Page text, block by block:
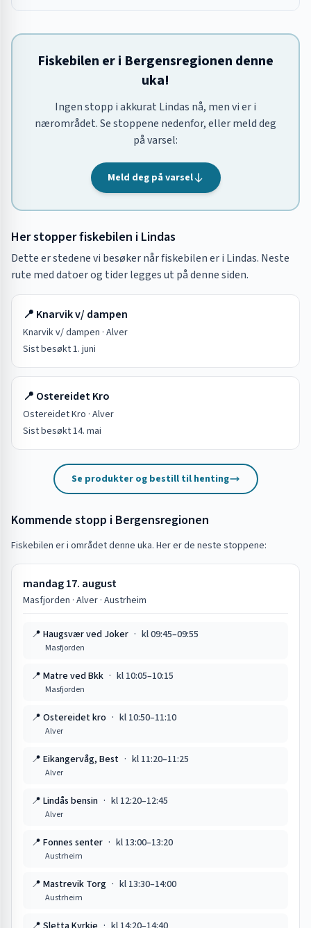
Fiskebilen er i Bergensregionen denne
uka!
Ingen stopp i akkurat Lindas nå, men vi er i
nærområdet. Se stoppene nedenfor, eller meld deg
på varsel:
Meld deg på varsel
Her stopper fiskebilen i Lindas
Dette er stedene vi besøker når fiskebilen er i Lindas. Neste
rute med datoer og tider legges ut på denne siden.
📍 Knarvik v/ dampen
Knarvik v/ dampen · Alver
Sist besøkt1. juni
📍 Ostereidet Kro
Ostereidet Kro · Alver
Sist besøkt14. mai
Se produkter og bestill til henting
Kommende stopp i Bergensregionen
Fiskebilen er i området denne uka. Her er de neste stoppene:
mandag 17. august
Masfjorden · Alver · Austrheim
📍 Haugsvær ved Joker · kl09:45–09:55
Masfjorden
📍 Matre ved Bkk · kl 10:05–10:15
Masfjorden
📍 Ostereidet kro · kl 10:50–11:10
Alver
📍 Eikangervåg, Best · kl 11:20–11:25
Alver
📍 Lindås bensin · kl 12:20–12:45
Alver
📍 Fonnes senter · kl 13:00–13:20
Austrheim
📍 Mastrevik Torg · kl 13:30–14:00
Austrheim